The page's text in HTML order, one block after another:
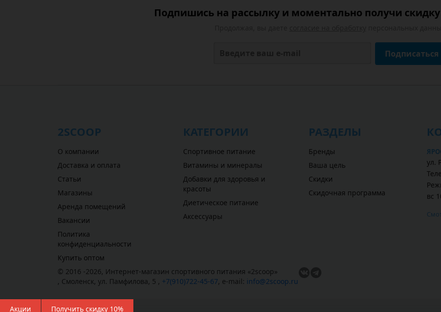
Подпишись на рассылку и моментально получи скидку
Подписаться
2SCOOP
О компании
Доставка и оплата
Статьи
Магазины
Аренда помещений
Вакансии
Политика
конфиденциальности
Купить оптом
КАТЕГОРИИ
Спортивное питание
Витамины и минералы
Добавки для здоровья и
красоты
Диетическое питание
Аксессуары
РАЗДЕЛЫ
Бренды
Ваша цель
Скидки
Скидочная программа
© 2016 -2026, Интернет-магазин спортивного питания «2scoop»
, Смоленск, ул. Памфилова, 5 , +7(910)722-45-67, e-mail: info@2scoop.ru
ул.
вс
Акции Получить скидку 10%